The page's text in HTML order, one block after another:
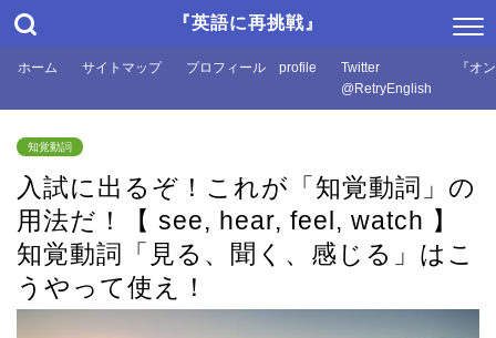
『英語に再挑戦』
ホーム サイトマップ プロフィール profile
Twitter
@RetryEnglish
『オ
知覚動詞
入試に出るぞ！これが「知覚動詞」の
用法だ！【 see, hear, feel, watch 】
知覚動詞「見る、聞く、感じる」はこ
うやって使え！